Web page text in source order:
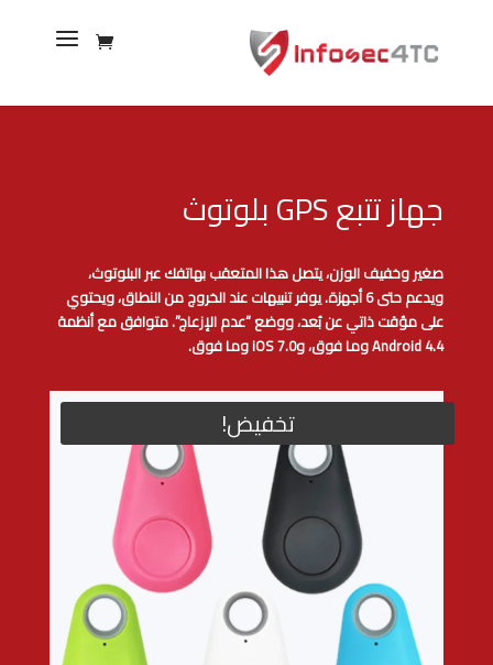
جهاز تتبع GPS بلوتوث
صغير وخفيف الوزن، يتصل هذا المتعقب بهاتفك عبر البلوتوث،
ويدعم حتى 6 أجهزة. يوفر تنبيهات عند الخروج من النطاق، ويحتوي
على مؤقت ذاتي عن بُعد، ووضع “عدم الإزعاج”. متوافق مع أنظمة
Android 4.4 وما فوق، وiOS 7.0 وما فوق.
تخفيض!